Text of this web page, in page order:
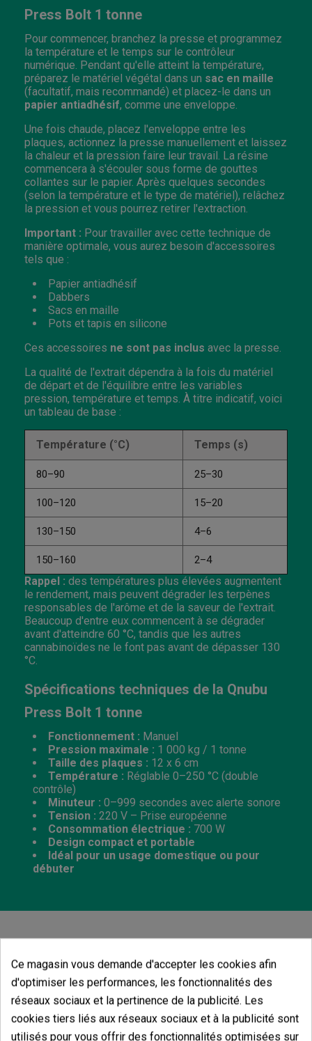
Press Bolt 1 tonne
Pour commencer, branchez la presse et programmez
la température et le temps sur le contrôleur
numérique. Pendant qu'elle atteint la température,
préparez le matériel végétal dans un sac en maille
(facultatif, mais recommandé) et placez-le dans un
papier antiadhésif, comme une enveloppe.
Une fois chaude, placez l'enveloppe entre les
plaques, actionnez la presse manuellement et laissez
la chaleur et la pression faire leur travail. La résine
commencera à s'écouler sous forme de gouttes
collantes sur le papier. Après quelques secondes
(selon la température et le type de matériel), relâchez
la pression et vous pourrez retirer l'extraction.
Important : Pour travailler avec cette technique de
manière optimale, vous aurez besoin d'accessoires
tels que :
Papier antiadhésif
Dabbers
Sacs en maille
Pots et tapis en silicone
Ces accessoires ne sont pas inclus avec la presse.
La qualité de l'extrait dépendra à la fois du matériel
de départ et de l'équilibre entre les variables
pression, température et temps. À titre indicatif, voici
un tableau de base :
Température (°C) Temps (s)
80–90 25–30
100–120 15–20
130–150 4–6
150–160 2–4
Rappel : des températures plus élevées augmentent
le rendement, mais peuvent dégrader les terpènes
responsables de l'arôme et de la saveur de l'extrait.
Beaucoup d'entre eux commencent à se dégrader
avant d'atteindre 60 °C, tandis que les autres
cannabinoïdes ne le font pas avant de dépasser 130
°C.
Spécifications techniques de la Qnubu
Press Bolt 1 tonne
Fonctionnement : Manuel
Pression maximale : 1 000 kg / 1 tonne
Taille des plaques : 12 x 6 cm
Température : Réglable 0–250 °C (double
contrôle)
Minuteur : 0–999 secondes avec alerte sonore
Tension : 220 V – Prise européenne
Consommation électrique : 700 W
Design compact et portable
Idéal pour un usage domestique ou pour
débuter
Papier À Rosin GB
(6)
Ce magasin vous demande d'accepter les cookies afin
d'optimiser les performances, les fonctionnalités des
réseaux sociaux et la pertinence de la publicité. Les
cookies tiers liés aux réseaux sociaux et à la publicité sont
utilisés pour vous offrir des fonctionnalités optimisées sur